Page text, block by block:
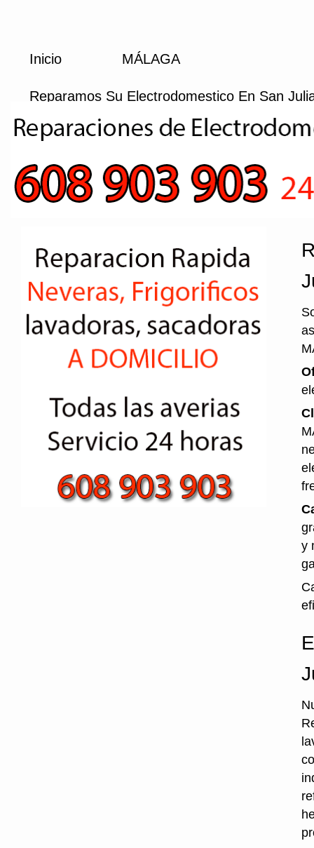
Inicio MÁLAGA
Reparamos Su Electrodomestico En San
y